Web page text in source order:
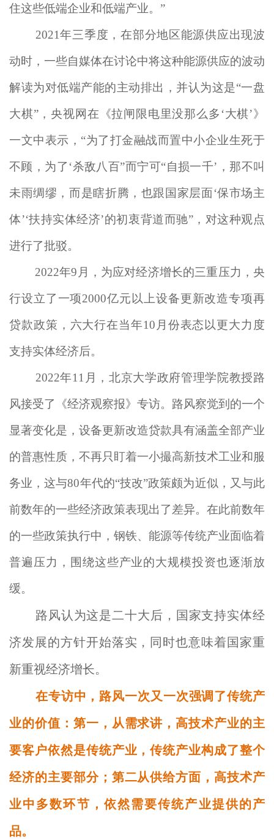
住这些低端企业和低端产业。”
2021年三季度，在部分地区能源供应出现波
动时，一些自媒体在讨论中将这种能源供应的波动
解读为对低端产能的主动排出，并认为这是“一盘
大棋”，央视网在《拉闸限电里没那么多‘大棋’》
一文中表示，“为了打金融战而置中小企业生死于
不顾，为了‘杀敌八百”而宁可“自损一千’，那不叫
未雨绸缪，而是瞎折腾，也跟国家层面‘保市场主
体’‘扶持实体经济’的初衷背道而驰”，对这种观点
进行了批驳。
2022年9月，为应对经济增长的三重压力，央
行设立了一项2000亿元以上设备更新改造专项再
贷款政策，六大行在当年10月份表态以更大力度
支持实体经济后。
2022年11月，北京大学政府管理学院教授路
风接受了《经济观察报》专访。路风察觉到的一个
显著变化是，设备更新改造贷款具有涵盖全部产业
的普惠性质，不再只盯着一小撮高新技术工业和服
务业，这与80年代的“技改”政策颇为近似，又与此
前数年的一些经济政策表现出了差异。在此前数年
的一些政策执行中，钢铁、能源等传统产业面临着
普遍压力，围绕这些产业的大规模投资也逐渐放
缓。
路风认为这是二十大后，国家支持实体经
济发展的方针开始落实，同时也意味着国家重
新重视经济增长。
在专访中，路风一次又一次强调了传统产
业的价值：第一，从需求讲，高技术产业的主
要客户依然是传统产业，传统产业构成了整个
经济的主要部分；第二从供给方面，高技术产
业中多数环节，依然需要传统产业提供的产
品。